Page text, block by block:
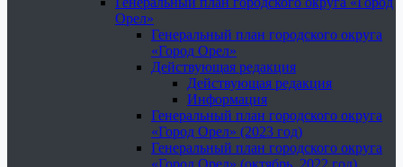
Орел»
Генеральный план городского округа
«Город Орел»
Действующая редакция
Действующая редакция
Информация
Генеральный план городского округа
«Город Орел» (2023 год)
Генеральный план городского округа
«Город Орел» (октябрь, 2022 год)